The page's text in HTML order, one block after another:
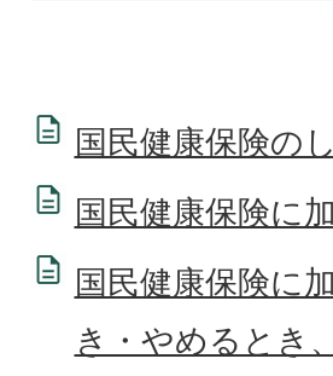
国民健康保険の
国民健康保険に
国民健康保険に
き・やめるとき